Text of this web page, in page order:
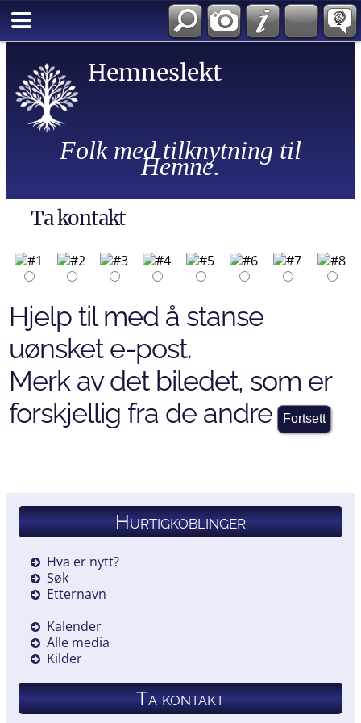
Hemneslekt
Folk med tilknytning til
Hemne.
Ta kontakt
Hjelp til med å stanse
uønsket e-post.
Merk av det biledet, som er
forskjellig fra de andre
Hurtigkoblinger
Hva er nytt?
Søk
Etternavn
Kalender
Alle media
Kilder
Ta kontakt